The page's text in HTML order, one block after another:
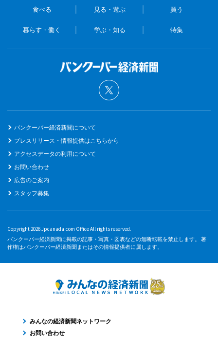
食べる 見る・遊ぶ 買う
暮らす・働く 学ぶ・知る 特集
バンクーバー経済新聞について
プレスリリース・情報提供はこちらから
アクセスデータの利用について
お問い合わせ
広告のご案内
スタッフ募集
Copyright 2026 Jpcanada.com Office All rights reserved.
バンクーバー経済新聞に掲載の記事・写真・図表などの無断転載を禁止します。 著
作権はバンクーバー経済新聞またはその情報提供者に属します。
みんなの経済新聞ネットワーク
お問い合わせ